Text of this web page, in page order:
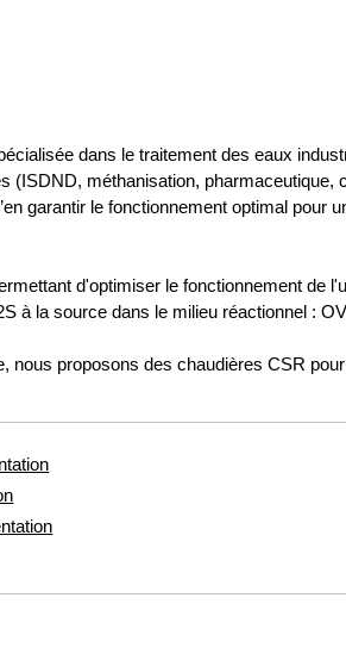
dans le traitement des eaux
(ISDND, méthanisation,
garantir le fonctionnement optimal
d'optimiser le fonctionnement de
à la source dans le milieu réactionnel :
nous proposons des chaudières CSR